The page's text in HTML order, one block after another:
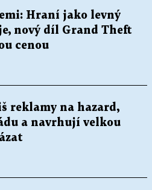
Hraní jako levný
nový díl Grand Theft
cenou
reklamy na hazard,
a navrhují velkou